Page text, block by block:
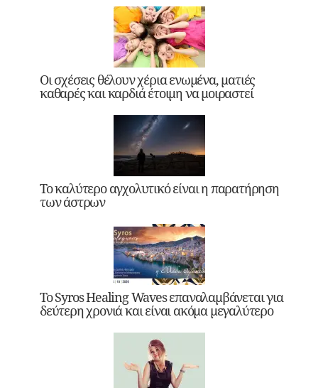
Οι σχέσεις θέλουν χέρια ενωμένα, ματιές
καθαρές και καρδιά έτοιμη να μοιραστεί
Το καλύτερο αγχολυτικό είναι η παρατήρηση
των άστρων
Το Syros Healing Waves επαναλαμβάνεται για
δεύτερη χρονιά και είναι ακόμα μεγαλύτερο